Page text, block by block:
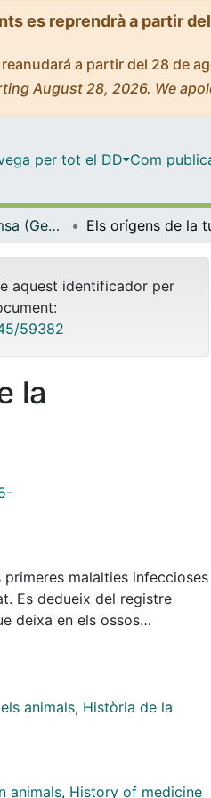
es reprendrà a partir
a partir del 28 de
August 28, 2026. We
per tot el DD Com
Divulgació i Premsa (Genètica, Microbiologia i Estadística)
aquest identificador per
59382
la
malalties infeccioses
Es dedueix del registre
deixa en els ossos
l"han patit. Tradicionalment
a les persones durant el
dels bacteris causants
indrets del món i de
conclou un estudi
de la Universitat de
animals, Història de la
animals, History of medicine